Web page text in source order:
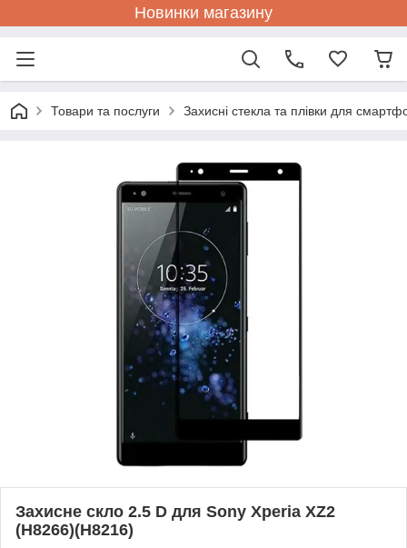
Новинки магазину
Товари та послуги Захисні стекла та плівки для
Захисне скло 2.5 D для Sony Xperia XZ2
(H8266)(H8216)